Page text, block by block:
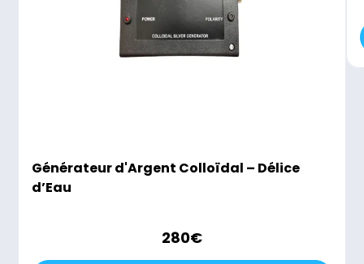
Générateur d'Argent Colloïdal – Délice
d’Eau
280€